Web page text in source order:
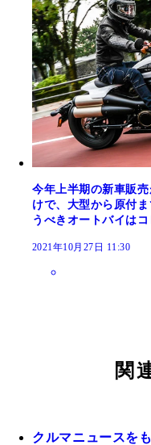
今年上半期の新車販
けで、大型から原付
うべきオートバイはコ
2021年10月27日 11:30
関
クルマニュースを